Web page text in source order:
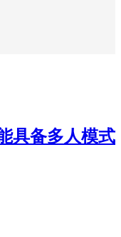
具备多人模式